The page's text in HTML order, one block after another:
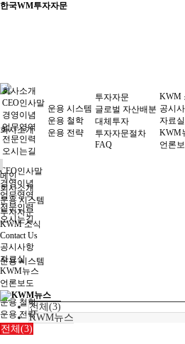
한국WM투자자문
회사소개
CEO인사말
경영이념
업무영역
전문인력
오시는길
운용 시스템
운용 철학
운용 전략
회사소개
CEO인사말
경영이념
업무영역
전문인력
오시는길
운용 시스템
운용 철학
운용 전략
투자자문
글로벌 자산배분
대체투자
투자자문절차
FAQ
KWM
공시
자료실
KWM
언론
메인
회사소개
운용 시스템
투자자문
KWM 소식
Contact Us
공시사항
자료실
KWM뉴스
언론보도
KWM뉴스
전체(3)
KWM뉴스
전체(3)